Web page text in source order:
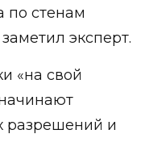
по стенам
эксперт.
«на свой
разрешений и